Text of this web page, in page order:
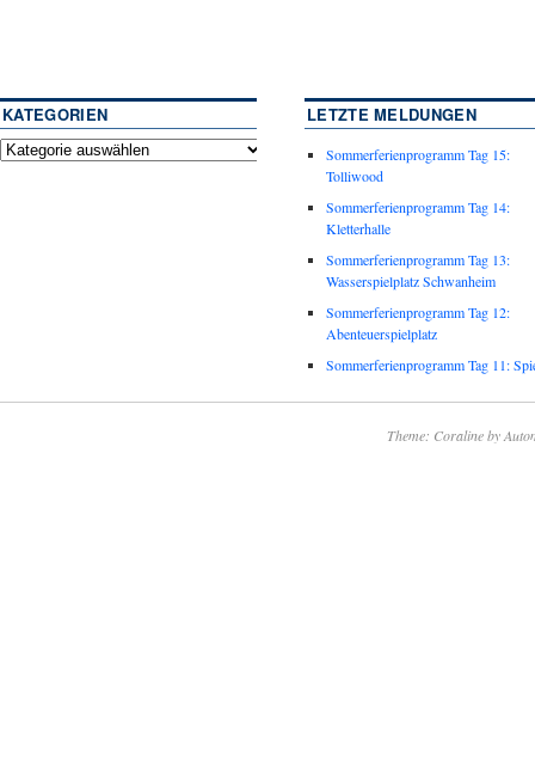
KATEGORIEN LETZTE MELDUNGEN
Sommerferienprogramm Tag 15:
Tolliwood
Sommerferienprogramm Tag 14:
Kletterhalle
Sommerferienprogramm Tag 13:
Wasserspielplatz Schwanheim
Sommerferienprogramm Tag 12:
Abenteuerspielplatz
Sommerferienprogramm Tag 11:
Theme: Coraline by